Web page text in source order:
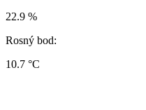
22.9 %
Rosný bod:
10.7 °C